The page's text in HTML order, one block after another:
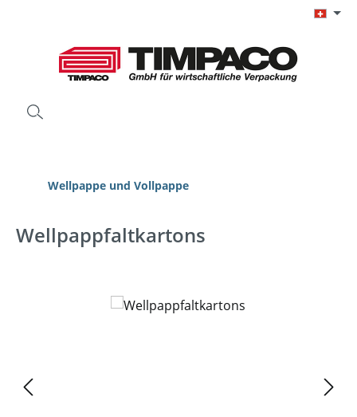
Wellpappe und Vollpappe
Wellpappfaltkartons
Bildergalerie überspringen